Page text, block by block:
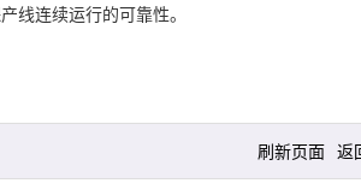
线连续运行的可靠性。
刷新页面 返